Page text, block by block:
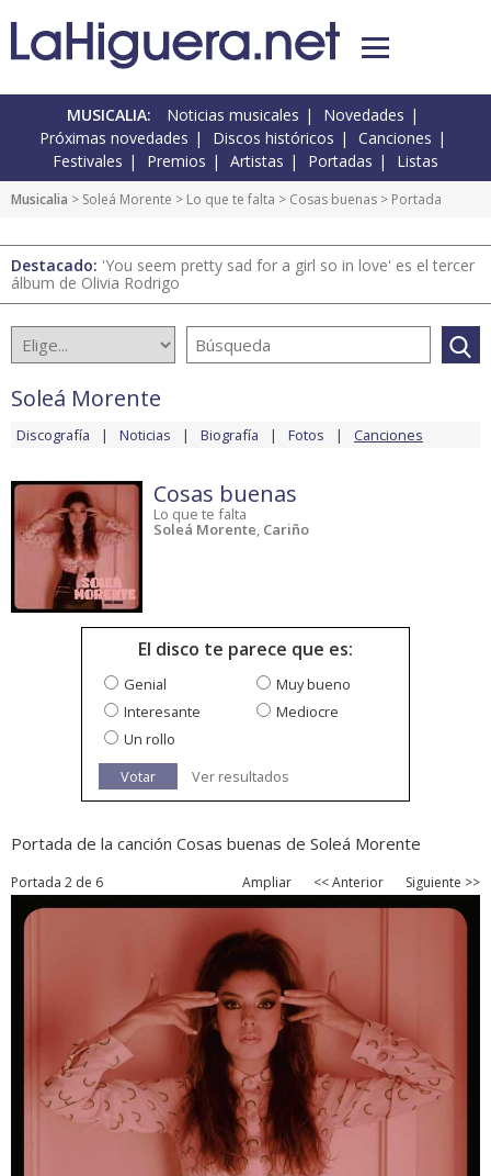
MUSICALIA: Noticias musicales
Novedades
Próximas novedades
Discos históricos
Canciones
Festivales
Premios Artistas Portadas Listas
Musicalia > Soleá Morente > Lo que te falta > Cosas buenas > Portada
Destacado: 'You seem pretty sad for a girl so in love' es el tercer
álbum de Olivia Rodrigo
Soleá Morente
Discografía Noticias Biografía Fotos Canciones
Cosas buenas
Lo que te falta
Soleá Morente, Cariño
El disco te parece que es:
Genial
Muy bueno
Interesante
Mediocre
Un rollo
Votar
Ver resultados
Portada de la canción Cosas buenas de Soleá Morente
Portada 2 de 6 Ampliar << Anterior Siguiente >>